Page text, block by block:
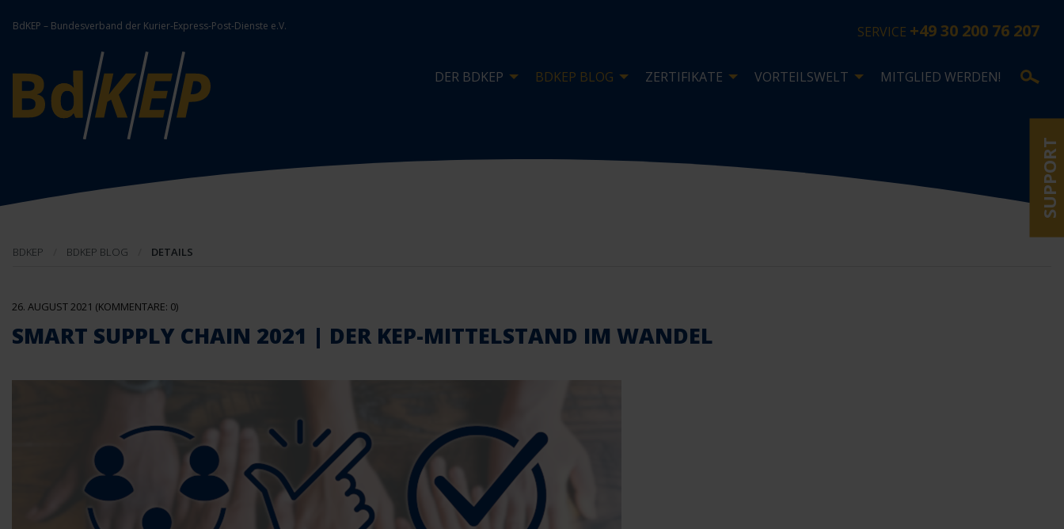
BdKEP – Bundesverband der Kurier-Express-Post-Dienste e.V. SERVICE +49 30 200 76 207
DER BDKEP BDKEP BLOG ZERTIFIKATE VORTEILSWELT MITGLIED WERDEN!
SUPPORT
BDKEP BDKEP BLOG DETAILS
26. AUGUST 2021 (KOMMENTARE: 0)
SMART SUPPLY CHAIN 2021 | DER KEP-MITTELSTAND IM WANDEL